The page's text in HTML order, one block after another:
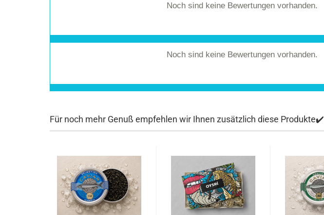
Noch sind keine Bewertungen vorhanden.
Noch sind keine Bewertungen vorhanden.
Für noch mehr Genuß empfehlen wir Ihnen zusätzlich diese Produkte✔️